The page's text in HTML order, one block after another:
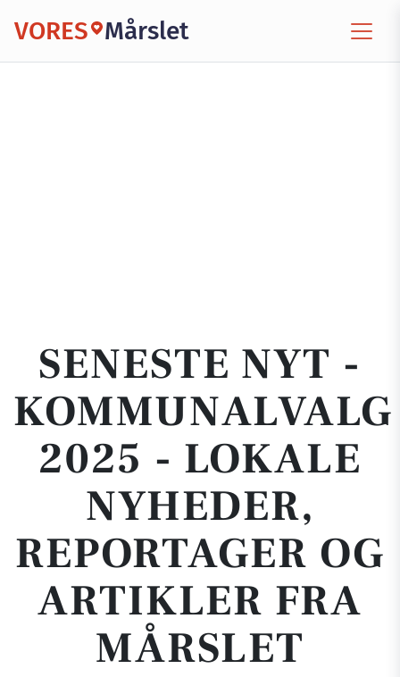
VORES Mårslet
SENESTE NYT -
KOMMUNALVALG
2025 - LOKALE
NYHEDER,
REPORTAGER OG
ARTIKLER FRA
MÅRSLET